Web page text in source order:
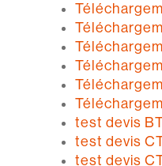
test devis
test devis
test devis